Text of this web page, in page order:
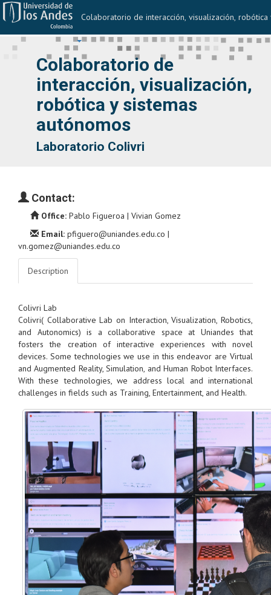
Colaboratorio de interacción, visualización,
Colaboratorio de
interacción, visualización,
robótica y sistemas
autónomos
Laboratorio Colivri
Contact:
Office: Pablo Figueroa | Vivian Gomez
Email: pfiguero@uniandes.edu.co |
vn.gomez@uniandes.edu.co
Description
Colivri Lab
Colivri( Collaborative Lab on Interaction, Visualization, Robotics,
and Autonomics) is a collaborative space at Uniandes that
fosters the creation of interactive experiences with novel
devices. Some technologies we use in this endeavor are Virtual
and Augmented Reality, Simulation, and Human Robot Interfaces.
With these technologies, we address local and international
challenges in fields such as Training, Entertainment, and Health.